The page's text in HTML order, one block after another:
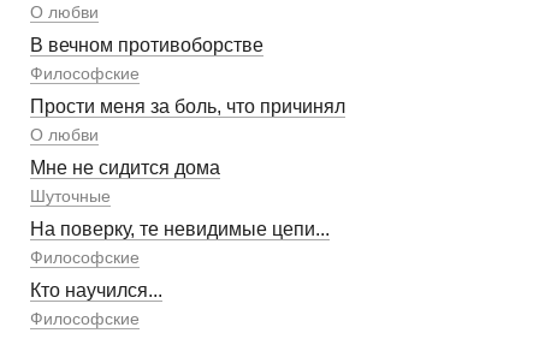
О любви
В вечном противоборстве
Философские
Прости меня за боль, что причинял
О любви
Мне не сидится дома
Шуточные
На поверку, те невидимые цепи...
Философские
Кто научился...
Философские